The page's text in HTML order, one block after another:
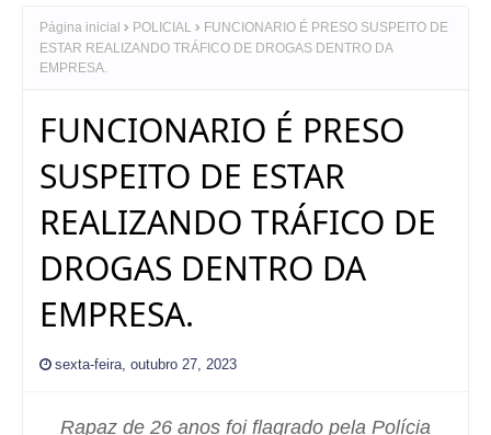
Página inicial POLICIAL
FUNCIONARIO É PRESO SUSPEITO DE
ESTAR REALIZANDO TRÁFICO DE DROGAS DENTRO DA
EMPRESA.
FUNCIONARIO É PRESO
SUSPEITO DE ESTAR
REALIZANDO TRÁFICO DE
DROGAS DENTRO DA
EMPRESA.
sexta-feira, outubro 27, 2023
Rapaz de 26 anos foi flagrado pela Polícia